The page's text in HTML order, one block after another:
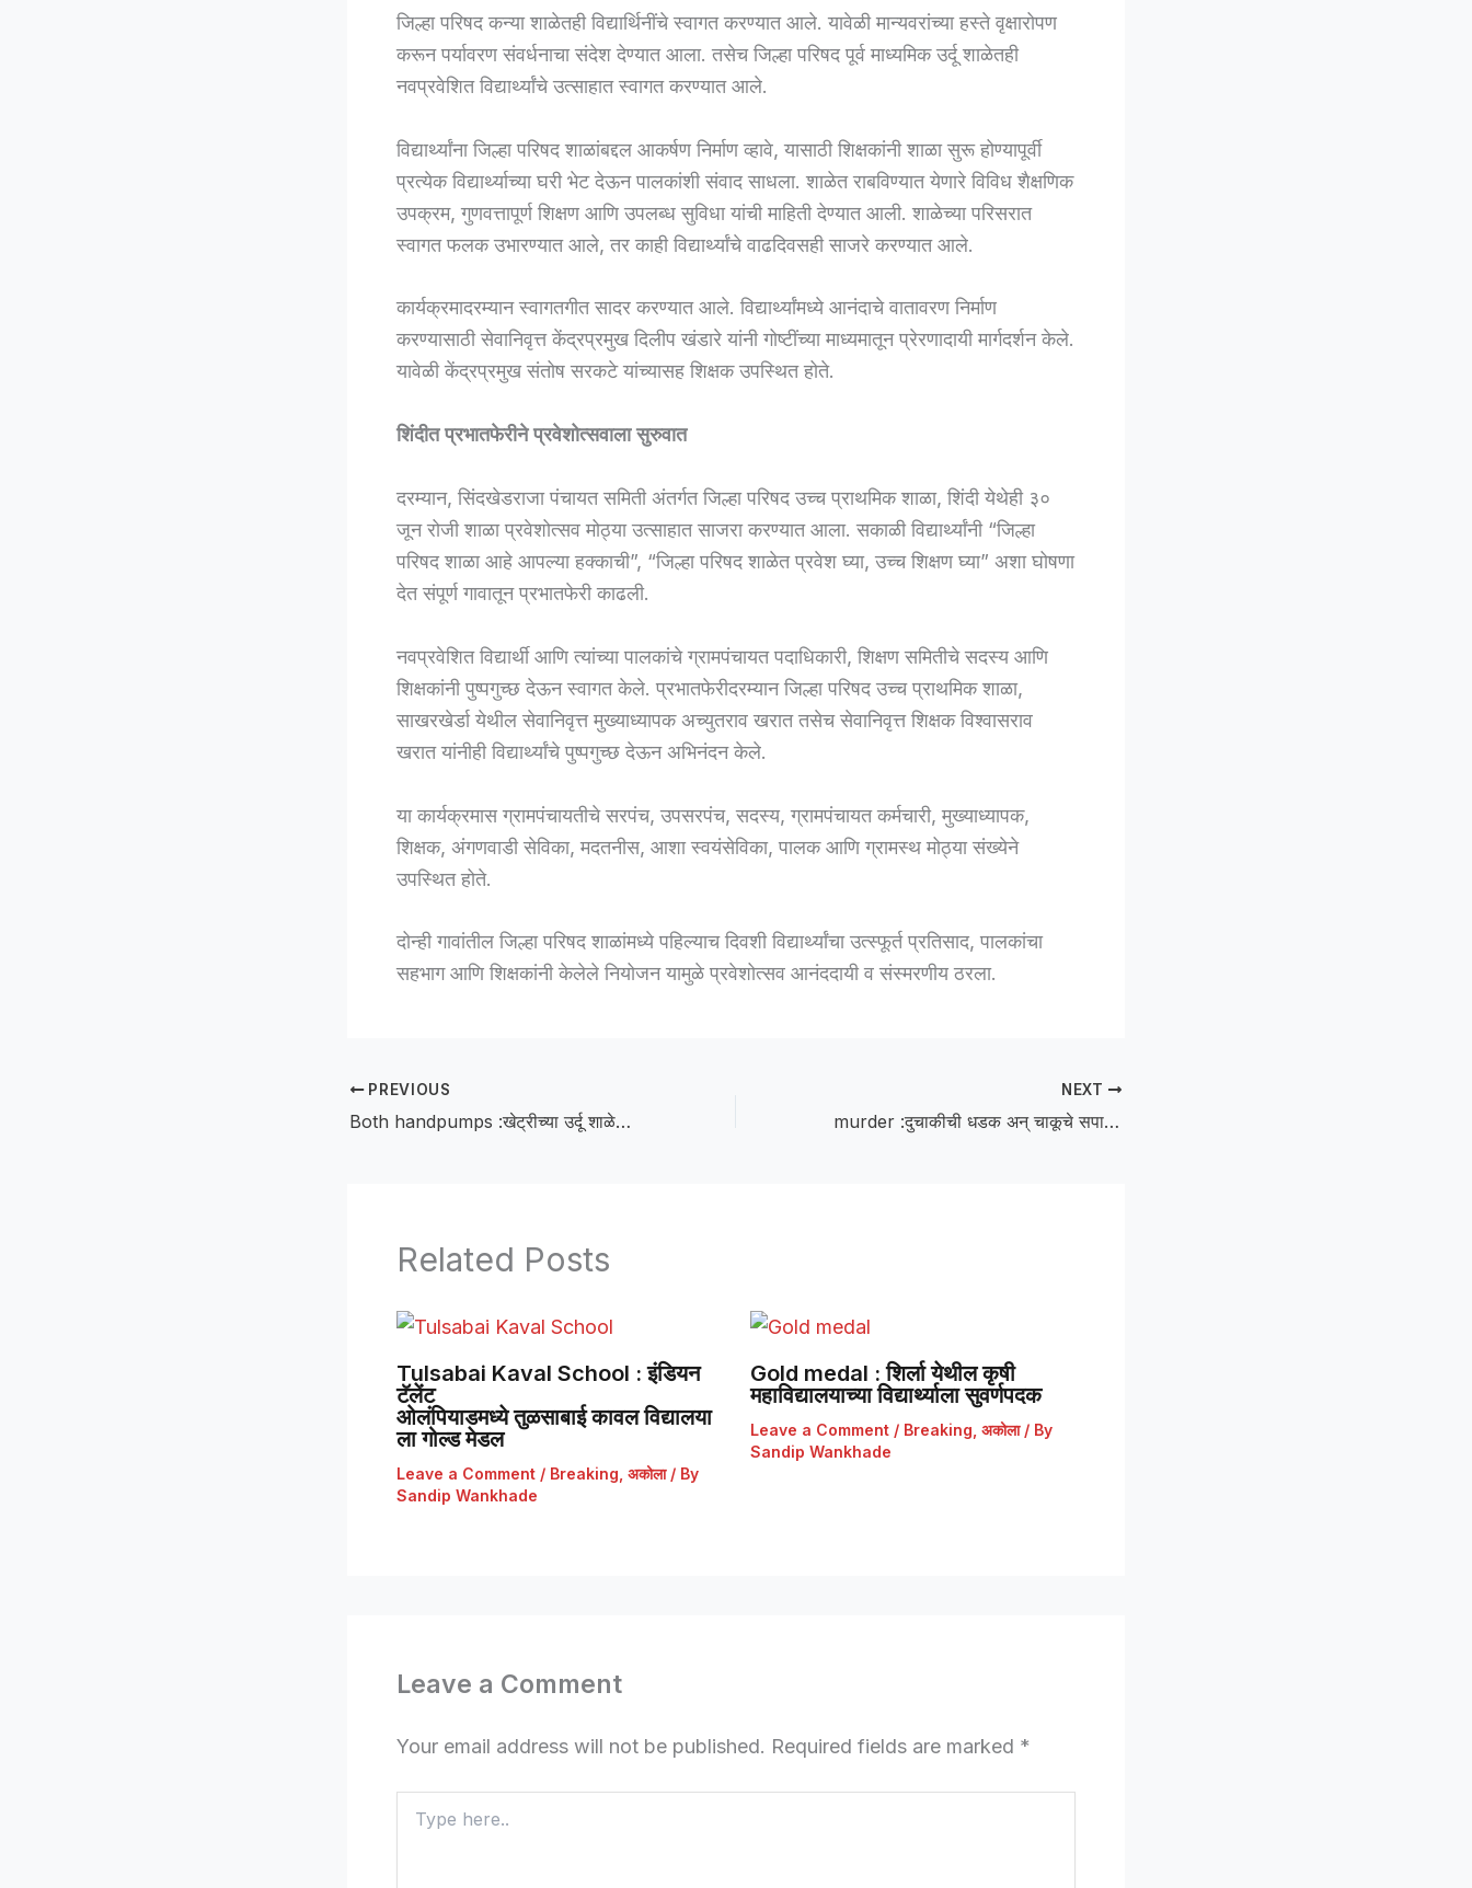
जिल्हा परिषद कन्या शाळेतही विद्यार्थिनींचे स्वागत करण्यात आले. यावेळी मान्यवरांच्या हस्ते वृक्षारोपण
करून पर्यावरण संवर्धनाचा संदेश देण्यात आला. तसेच जिल्हा परिषद पूर्व माध्यमिक उर्दू शाळेतही
नवप्रवेशित विद्यार्थ्यांचे उत्साहात स्वागत करण्यात आले.
विद्यार्थ्यांना जिल्हा परिषद शाळांबद्दल आकर्षण निर्माण व्हावे, यासाठी शिक्षकांनी शाळा सुरू होण्यापूर्वी
प्रत्येक विद्यार्थ्याच्या घरी भेट देऊन पालकांशी संवाद साधला. शाळेत राबविण्यात येणारे विविध शैक्षणिक
उपक्रम, गुणवत्तापूर्ण शिक्षण आणि उपलब्ध सुविधा यांची माहिती देण्यात आली. शाळेच्या परिसरात
स्वागत फलक उभारण्यात आले, तर काही विद्यार्थ्यांचे वाढदिवसही साजरे करण्यात आले.
कार्यक्रमादरम्यान स्वागतगीत सादर करण्यात आले. विद्यार्थ्यांमध्ये आनंदाचे वातावरण निर्माण
करण्यासाठी सेवानिवृत्त केंद्रप्रमुख दिलीप खंडारे यांनी गोष्टींच्या माध्यमातून प्रेरणादायी मार्गदर्शन केले.
यावेळी केंद्रप्रमुख संतोष सरकटे यांच्यासह शिक्षक उपस्थित होते.
शिंदीत प्रभातफेरीने प्रवेशोत्सवाला सुरुवात
दरम्यान, सिंदखेडराजा पंचायत समिती अंतर्गत जिल्हा परिषद उच्च प्राथमिक शाळा, शिंदी येथेही ३०
जून रोजी शाळा प्रवेशोत्सव मोठ्या उत्साहात साजरा करण्यात आला. सकाळी विद्यार्थ्यांनी “जिल्हा
परिषद शाळा आहे आपल्या हक्काची”, “जिल्हा परिषद शाळेत प्रवेश घ्या, उच्च शिक्षण घ्या” अशा घोषणा
देत संपूर्ण गावातून प्रभातफेरी काढली.
नवप्रवेशित विद्यार्थी आणि त्यांच्या पालकांचे ग्रामपंचायत पदाधिकारी, शिक्षण समितीचे सदस्य आणि
शिक्षकांनी पुष्पगुच्छ देऊन स्वागत केले. प्रभातफेरीदरम्यान जिल्हा परिषद उच्च प्राथमिक शाळा,
साखरखेर्डा येथील सेवानिवृत्त मुख्याध्यापक अच्युतराव खरात तसेच सेवानिवृत्त शिक्षक विश्वासराव
खरात यांनीही विद्यार्थ्यांचे पुष्पगुच्छ देऊन अभिनंदन केले.
या कार्यक्रमास ग्रामपंचायतीचे सरपंच, उपसरपंच, सदस्य, ग्रामपंचायत कर्मचारी, मुख्याध्यापक,
शिक्षक, अंगणवाडी सेविका, मदतनीस, आशा स्वयंसेविका, पालक आणि ग्रामस्थ मोठ्या संख्येने
उपस्थित होते.
दोन्ही गावांतील जिल्हा परिषद शाळांमध्ये पहिल्याच दिवशी विद्यार्थ्यांचा उत्स्फूर्त प्रतिसाद, पालकांचा
सहभाग आणि शिक्षकांनी केलेले नियोजन यामुळे प्रवेशोत्सव आनंददायी व संस्मरणीय ठरला.
PREVIOUS
Both handpumps :खेट्रीच्या उर्दू शाळेतील दोन्ही हातपंप सहा महिन्यांपासून बंद; विद्यार्थ्यांची पाण्यासाठी भटकंती
NEXT
murder :दुचाकीची धडक अन् चाकूचे सपासप वार; काँग्रेस नगरसेविकेच्या पतीच्या हत्येने अकोला हादरले
Related Posts
Tulsabai Kaval School : इंडियन
टॅलेंट
ओलंपियाडमध्ये तुळसाबाई कावल विद्यालया
ला गोल्ड मेडल
Leave a Comment / Breaking अकोला/ By
Sandip Wankhade
Gold medal : शिर्ला येथील कृषी
महाविद्यालयाच्या विद्यार्थ्याला सुवर्णपदक
Leave a Comment / Breaking अकोला/ By
Sandip Wankhade
Leave a Comment
Your email address will not be published. Required fields are marked *
here..